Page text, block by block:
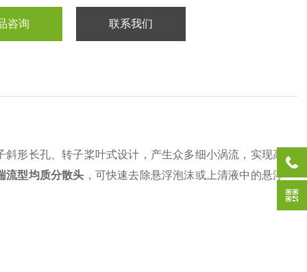
咨询 联系我们
斜形长孔、转子桨叶式设计，产生众多细小涡流，实现高
流型均质分散头 ，可快速去除悬浮泡沫或上清液中的悬浮